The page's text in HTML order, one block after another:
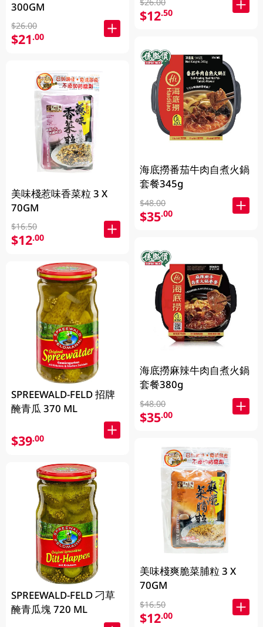
300GM
$26.00
$21.00
美味棧惹味香菜粒 3 X
70GM
$16.50
$12.00
SPREEWALD-FELD 招牌
醃青瓜 370 ML
$39.00
SPREEWALD-FELD 刁草
醃青瓜塊 720 ML
$12.50
海底撈番茄牛肉自煮火鍋
套餐345g
$48.00
$35.00
海底撈麻辣牛肉自煮火鍋
套餐380g
$48.00
$35.00
美味棧爽脆菜脯粒 3 X
70GM
$16.50
$12.00